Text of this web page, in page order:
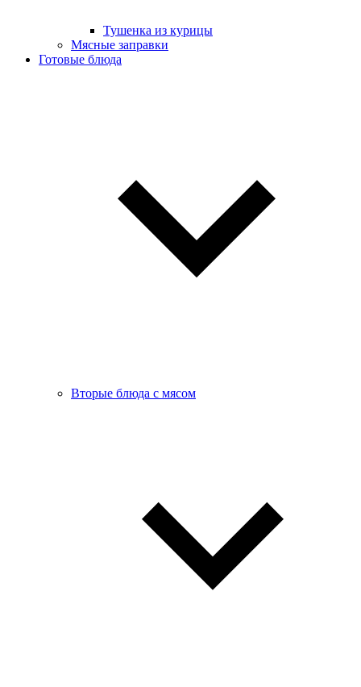
Тушенка из курицы
Мясные заправки
Готовые блюда
Вторые блюда с мясом